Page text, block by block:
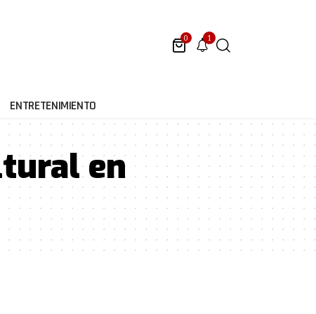
0 1
ENTRETENIMIENTO
en